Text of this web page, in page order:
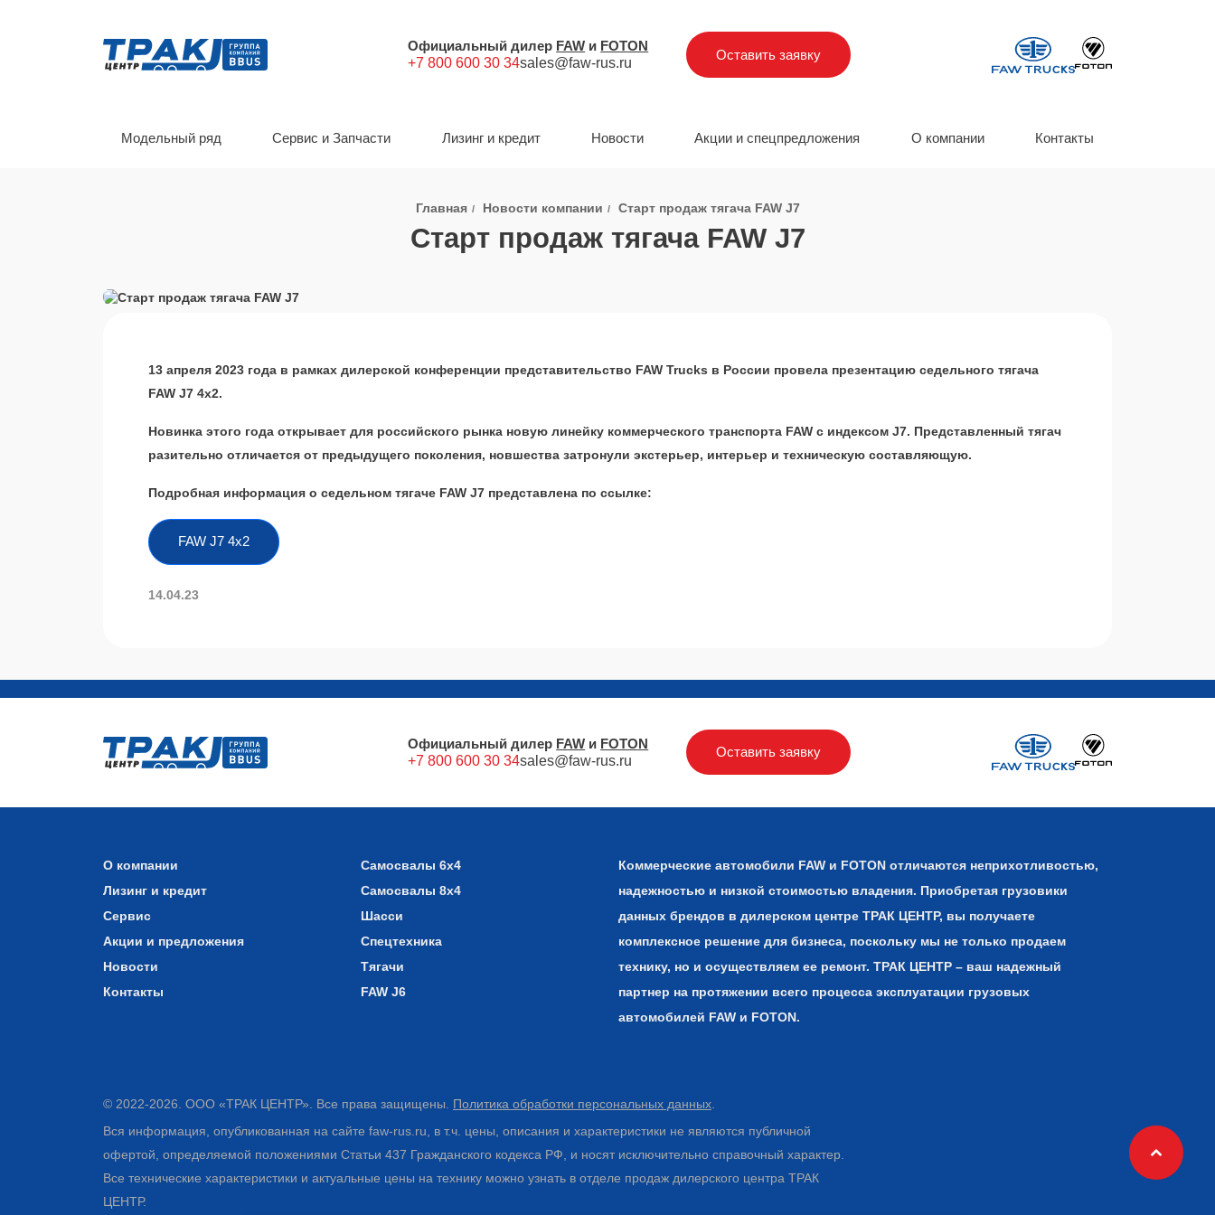
Официальный дилер FAW и FOTON
+7 800 600 30 34sales@faw-rus.ru
Оставить заявку
Модельный ряд Сервис и Запчасти Лизинг и кредит Новости Акции и спецпредложения О компании Контакты
Главная Новости компании Старт продаж тягача FAW J7
Старт продаж тягача FAW J7
13 апреля 2023 года в рамках дилерской конференции представительство FAW Trucks в России провела презентацию седельного тягача
FAW J7 4х2.
Новинка этого года открывает для российского рынка новую линейку коммерческого транспорта FAW с индексом J7. Представленный тягач
разительно отличается от предыдущего поколения, новшества затронули экстерьер, интерьер и техническую составляющую.
Подробная информация о седельном тягаче FAW J7 представлена по ссылке:
FAW J7 4х2
14.04.23
Официальный дилер FAW и FOTON
+7 800 600 30 34sales@faw-rus.ru
Оставить заявку
О компании
Лизинг и кредит
Сервис
Акции и предложения
Новости
Контакты
Самосвалы 6х4
Самосвалы 8х4
Шасси
Спецтехника
Тягачи
FAW J6
Коммерческие автомобили FAW и FOTON отличаются неприхотливостью,
надежностью и низкой стоимостью владения. Приобретая грузовики
данных брендов в дилерском центре ТРАК ЦЕНТР, вы получаете
комплексное решение для бизнеса, поскольку мы не только продаем
технику, но и осуществляем ее ремонт. ТРАК ЦЕНТР – ваш надежный
партнер на протяжении всего процесса эксплуатации грузовых
автомобилей FAW и FOTON.
© 2022-2026. ООО «ТРАК ЦЕНТР». Все права защищены. Политика обработки персональных данных.
Вся информация, опубликованная на сайте faw-rus.ru, в т.ч. цены, описания и характеристики не являются публичной
офертой, определяемой положениями Статьи 437 Гражданского кодекса РФ, и носят исключительно справочный характер.
Все технические характеристики и актуальные цены на технику можно узнать в отделе продаж дилерского центра ТРАК
ЦЕНТР.